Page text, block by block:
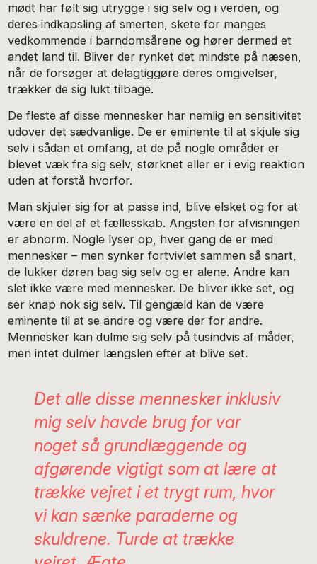
mødt har følt sig utrygge i sig selv og i verden, og
deres indkapsling af smerten, skete for manges
vedkommende i barndomsårene og hører dermed et
andet land til. Bliver der rynket det mindste på næsen,
når de forsøger at delagtiggøre deres omgivelser,
trækker de sig lukt tilbage.
De fleste af disse mennesker har nemlig en sensitivitet
udover det sædvanlige. De er eminente til at skjule sig
selv i sådan et omfang, at de på nogle områder er
blevet væk fra sig selv, størknet eller er i evig reaktion
uden at forstå hvorfor.
Man skjuler sig for at passe ind, blive elsket og for at
være en del af et fællesskab. Angsten for afvisningen
er abnorm. Nogle lyser op, hver gang de er med
mennesker – men synker fortvivlet sammen så snart,
de lukker døren bag sig selv og er alene. Andre kan
slet ikke være med mennesker. De bliver ikke set, og
ser knap nok sig selv. Til gengæld kan de være
eminente til at se andre og være der for andre.
Mennesker kan dulme sig selv på tusindvis af måder,
men intet dulmer længslen efter at blive set.
Det alle disse mennesker inklusiv
mig selv havde brug for var
noget så grundlæggende og
afgørende vigtigt som at lære at
trække vejret i et trygt rum, hvor
vi kan sænke paraderne og
skuldrene. Turde at trække